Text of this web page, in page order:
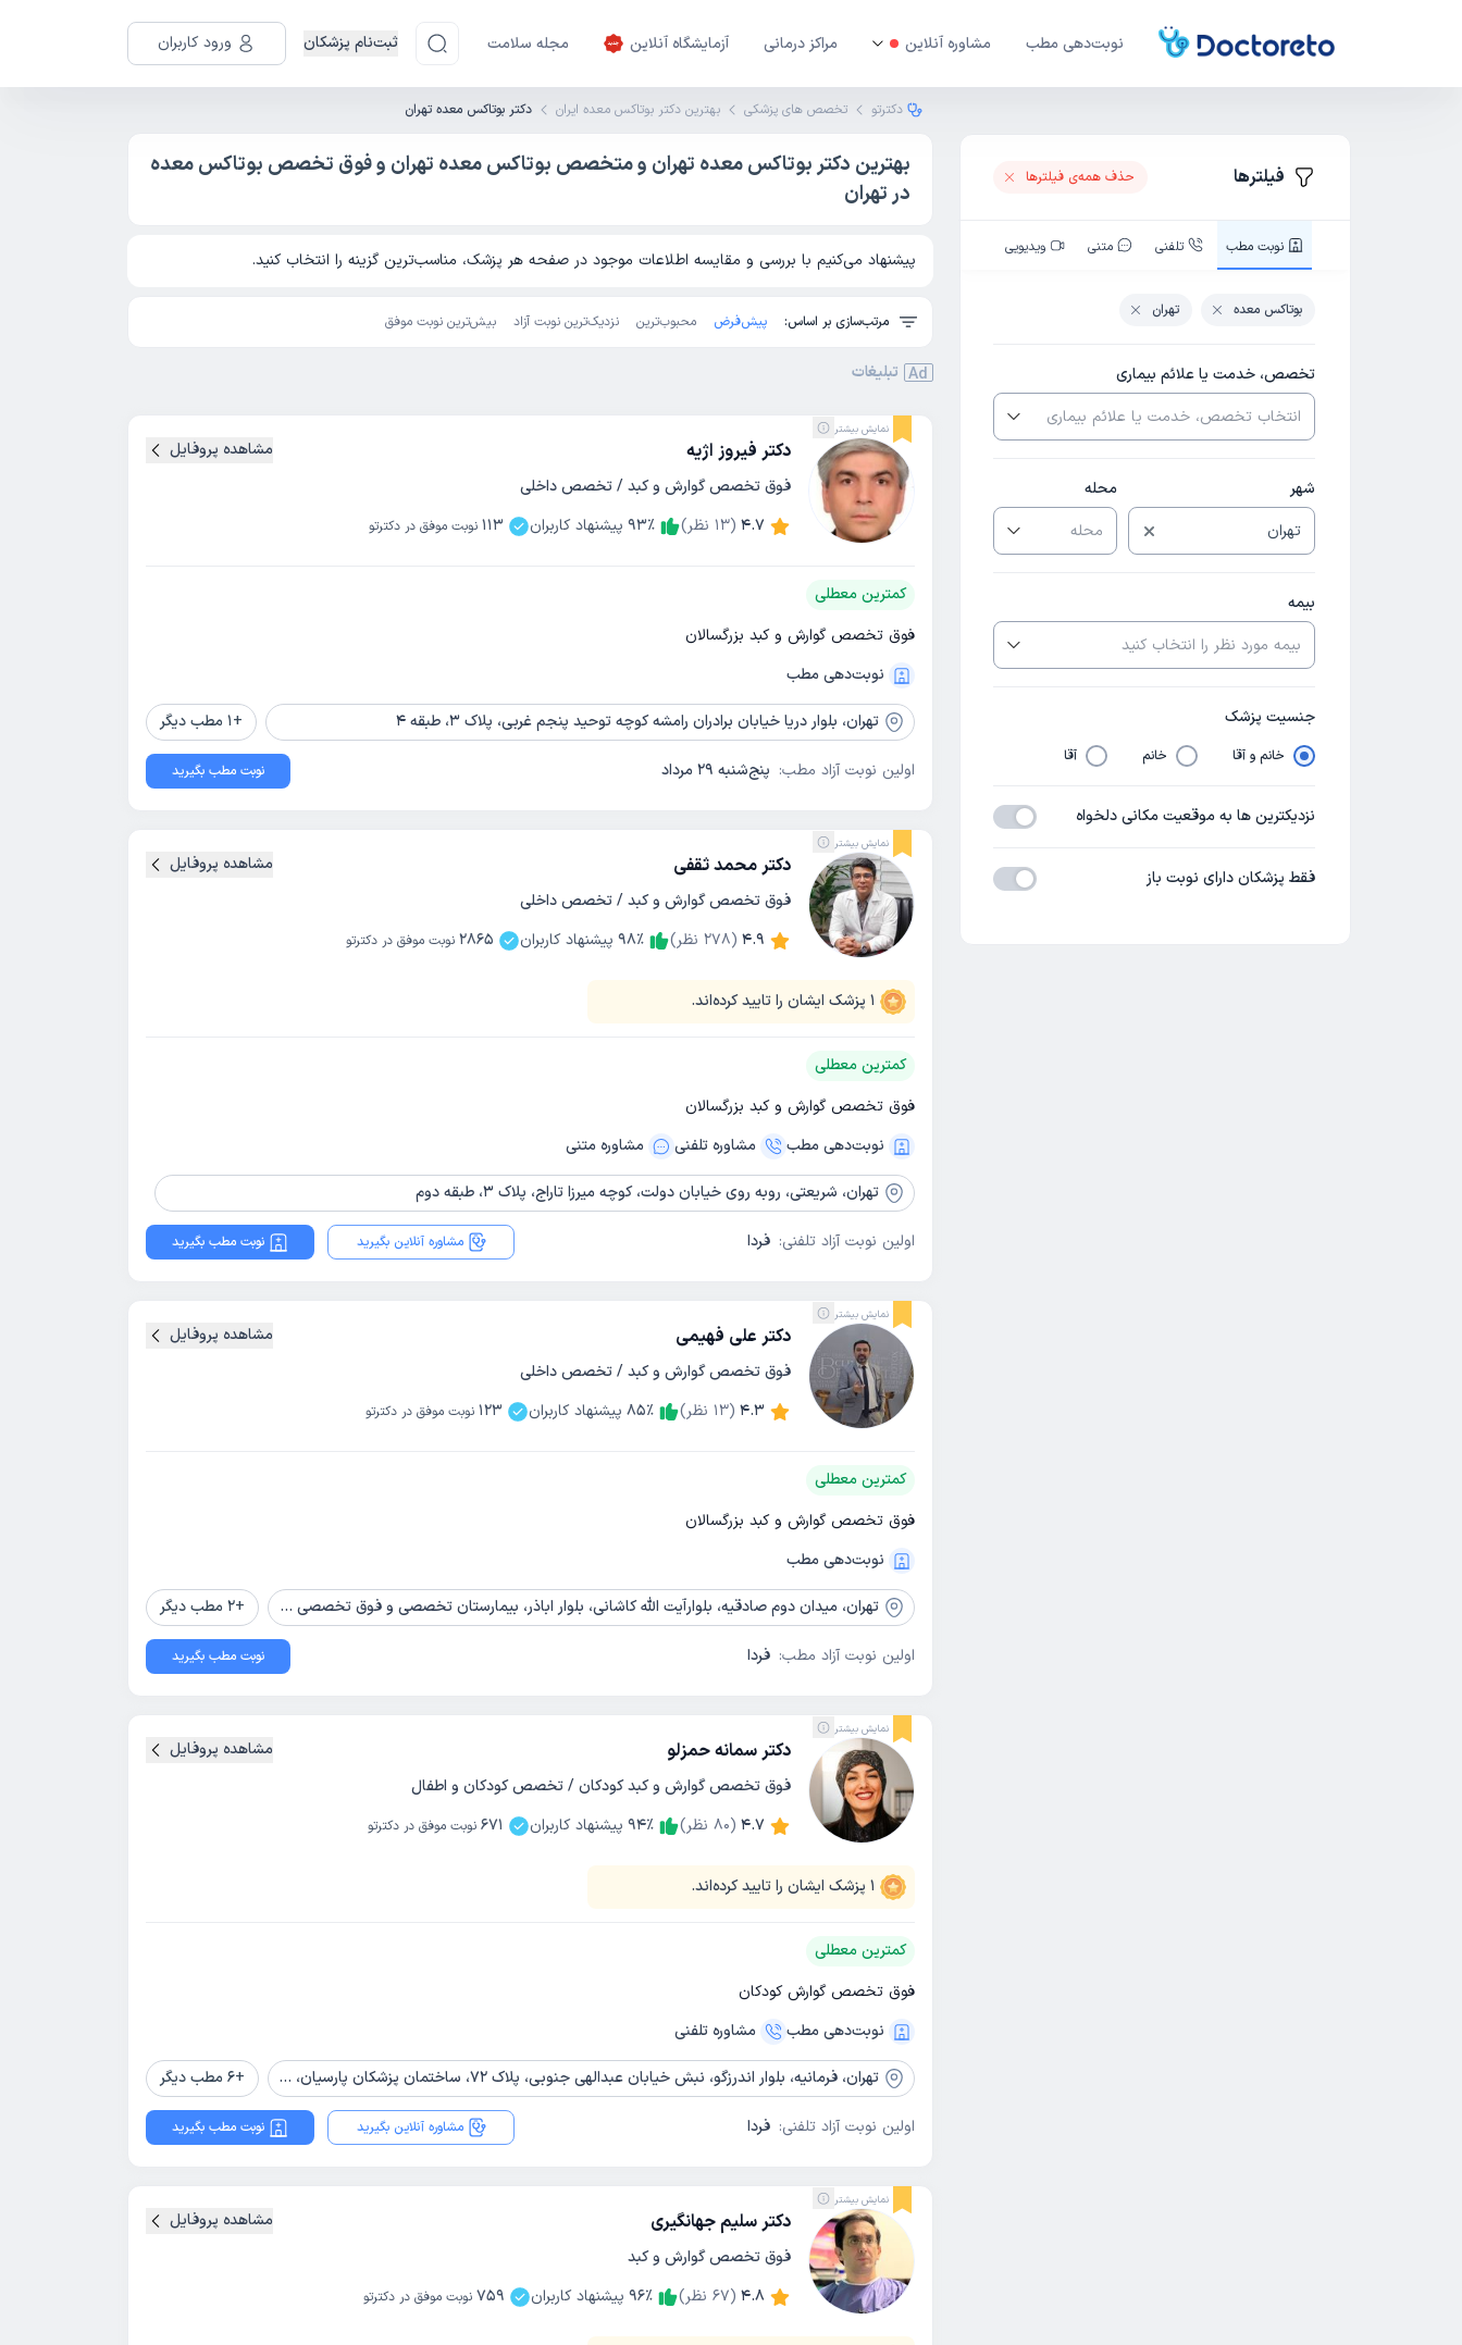
نوبت‌دهی مطب مشاوره آنلاین مراکز درمانی آزمایشگاه آنلاین مجله سلامت ثبت‌نام پزشکان ورود کاربران
دکترتو تخصص های پزشکی بهترین دکتر بوتاکس معده ایران دکتر بوتاکس معده تهران
بهترین دکتر بوتاکس معده تهران و متخصص بوتاکس معده تهران و فوق تخصص بوتاکس معده
در تهران
پیشنهاد می‌کنیم با بررسی و مقایسه اطلاعات موجود در صفحه هر پزشک، مناسب‌ترین گزینه را انتخاب کنید.
مرتب‌سازی بر اساس: پیش‌فرض محبوب‌ترین نزدیک‌ترین نوبت آزاد بیش‌ترین نوبت موفق
نمایش بیشتر
دکتر فیروز اژیه
فوق تخصص گوارش و کبد / تخصص داخلی
4.7
(
13 نظر) 93٪ پیشنهاد کاربران 113 نوبت موفق در دکترتو
مشاهده پروفایل
کمترین معطلی
فوق تخصص گوارش و کبد بزرگسالان
نوبت‌دهی مطب
تهران، بلوار دریا خیابان برادران رامشه کوچه توحید پنجم غربی، پلاک 3، طبقه 4 +
1 مطب دیگر
اولین نوبت آزاد مطب: پنج‌شنبه 29 مرداد نوبت مطب بگیرید
نمایش بیشتر
دکتر محمد ثقفی
فوق تخصص گوارش و کبد / تخصص داخلی
4.9
(
278 نظر) 98٪ پیشنهاد کاربران 2865 نوبت موفق در دکترتو
1 پزشک ایشان را تایید کرده‌اند.
مشاهده پروفایل
کمترین معطلی
فوق تخصص گوارش و کبد بزرگسالان
نوبت‌دهی مطب
مشاوره‌ تلفنی مشاوره‌ متنی
تهران، شریعتی، روبه روی خیابان دولت، کوچه میرزا تاراج، پلاک 3، طبقه دوم
اولین نوبت آزاد تلفنی: فردا مشاوره آنلاین بگیرید نوبت مطب بگیرید
نمایش بیشتر
دکتر علی فهیمی
فوق تخصص گوارش و کبد / تخصص داخلی
4.3
(
13 نظر) 85٪ پیشنهاد کاربران 123 نوبت موفق در دکترتو
مشاهده پروفایل
کمترین معطلی
فوق تخصص گوارش و کبد بزرگسالان
نوبت‌دهی مطب
تهران، میدان دوم صادقیه، بلوارآیت الله کاشانی، بلوار اباذر، بیمارستان تخصصی و فوق تخصصی پیامبران +
2 مطب دیگر
اولین نوبت آزاد مطب: فردا نوبت مطب بگیرید
نمایش بیشتر
دکتر سمانه حمزلو
فوق تخصص گوارش و کبد کودکان / تخصص کودکان و اطفال
4.7
(
80 نظر) 94٪ پیشنهاد کاربران 671 نوبت موفق در دکترتو
1 پزشک ایشان را تایید کرده‌اند.
مشاهده پروفایل
کمترین معطلی
فوق تخصص گوارش کودکان
نوبت‌دهی مطب
مشاوره‌ تلفنی
تهران، فرمانیه، بلوار اندرزگو، نبش خیابان عبدالهی جنوبی، پلاک 72، ساختمان پزشکان پارسیان، طبقه 3، واحد 23 +
6 مطب دیگر
اولین نوبت آزاد تلفنی: فردا مشاوره آنلاین بگیرید نوبت مطب بگیرید
نمایش بیشتر
دکتر سلیم جهانگیری
فوق تخصص گوارش و کبد
4.8
(
67 نظر) 96٪ پیشنهاد کاربران 759 نوبت موفق در دکترتو
مشاهده پروفایل
Ad تبلیغات
فیلترها حذف همه‌ی فیلتر‌ها
نوبت‌ مطب تلفنی متنی ویدیویی
بوتاکس معده تهران
تخصص، خدمت یا علائم بیماری
شهر محله
بیمه
جنسیت پزشک
خانم و آقا خانم آقا
نزدیکترین ها به موقعیت مکانی دلخواه
فقط پزشکان دارای نوبت باز